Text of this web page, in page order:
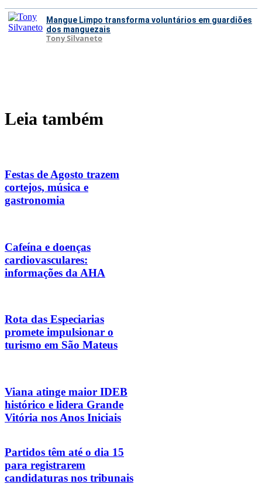
Mangue Limpo transforma voluntários em guardiões
dos manguezais
Tony Silvaneto
Leia também
Festas de Agosto trazem
cortejos, música e
gastronomia
Cafeína e doenças
cardiovasculares:
informações da AHA
Rota das Especiarias
promete impulsionar o
turismo em São Mateus
Viana atinge maior IDEB
histórico e lidera Grande
Vitória nos Anos Iniciais
Partidos têm até o dia 15
para registrarem
candidaturas nos tribunais